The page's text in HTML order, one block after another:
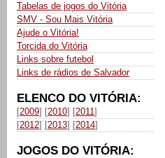
Tabelas de jogos do Vitória
SMV - Sou Mais Vitória
Ajude o Vitória!
Torcida do Vitória
Links sobre futebol
Links de rádios de Salvador
ELENCO DO VITÓRIA:
[2009] [2010] [2011]
[2012] [2013] [2014]
JOGOS DO VITÓRIA: